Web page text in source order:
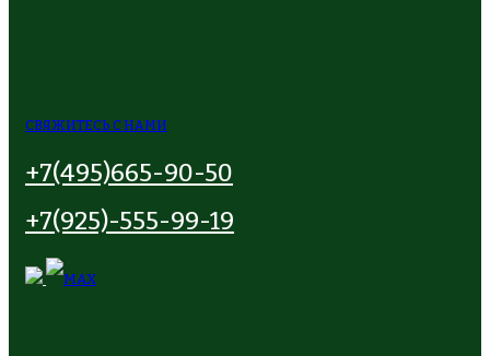
СВЯЖИТЕСЬ С НАМИ
+7(495)665-90-50
+7(925)-555-99-19